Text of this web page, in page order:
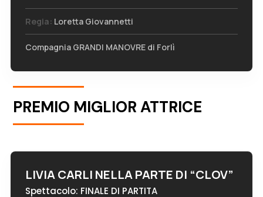
Regia: Loretta Giovannetti
Compagnia GRANDI MANOVRE di Forlì
PREMIO MIGLIOR ATTRICE
LIVIA CARLI NELLA PARTE DI “CLOV”
Spettacolo: FINALE DI PARTITA